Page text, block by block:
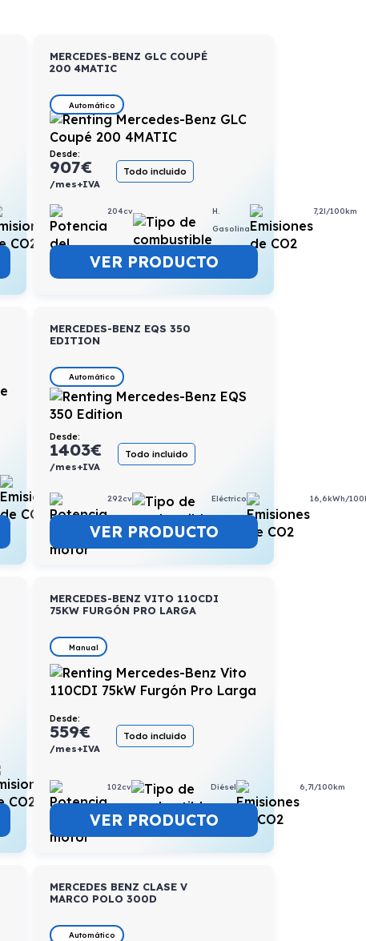
4,9l/100km
MERCEDES-BENZ GLC COUPÉ
200 4MATIC
Automático
Desde:
907€
/mes+IVA
Todo incluido
204cv
H.
Gasolina
7,2l/100km
VER PRODUCTO
MERCEDES-BENZ EQS 350
EDITION
Automático
Desde:
1403€
/mes+IVA
Todo incluido
292cv Eléctrico 16,6kWh/
VER PRODUCTO
MERCEDES-BENZ VITO 110CDI
75KW FURGÓN PRO LARGA
Manual
Desde:
559€
/mes+IVA
Todo incluido
102cv Diésel 6,7l/100km
VER PRODUCTO
MERCEDES BENZ CLASE V
MARCO POLO 300D
Automático